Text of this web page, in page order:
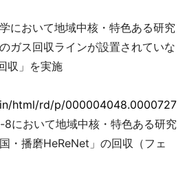
において地域中核・特色ある研究
ガス回収ラインが設置されていな
収」を実施
html/rd/p/
8において地域中核・特色ある研究
・播磨HeReNet」の回収（フェ